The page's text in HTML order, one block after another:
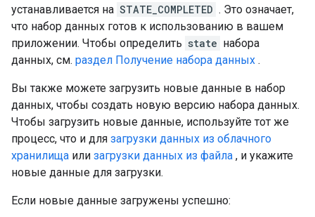
устанавливается на STATE_COMPLETED . Это означает,
что набор данных готов к использованию в вашем
приложении. Чтобы определить state набора
данных, см. раздел Получение набора данных .
Вы также можете загрузить новые данные в набор
данных, чтобы создать новую версию набора данных.
Чтобы загрузить новые данные, используйте тот же
процесс, что и для загрузки данных из облачного
хранилища или загрузки данных из файла , и укажите
новые данные для загрузки.
Если новые данные загружены успешно: